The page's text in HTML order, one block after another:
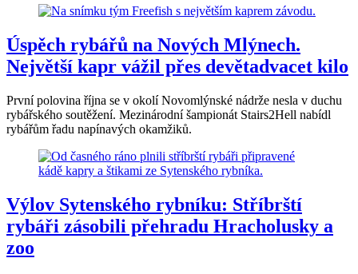
Úspěch rybářů na Nových Mlýnech.
Největší kapr vážil přes devětadvacet kilo
První polovina října se v okolí Novomlýnské nádrže nesla v duchu
rybářského soutěžení. Mezinárodní šampionát Stairs2Hell nabídl
rybářům řadu napínavých okamžiků.
Výlov Sytenského rybníku: Stříbrští
rybáři zásobili přehradu Hracholusky a
zoo